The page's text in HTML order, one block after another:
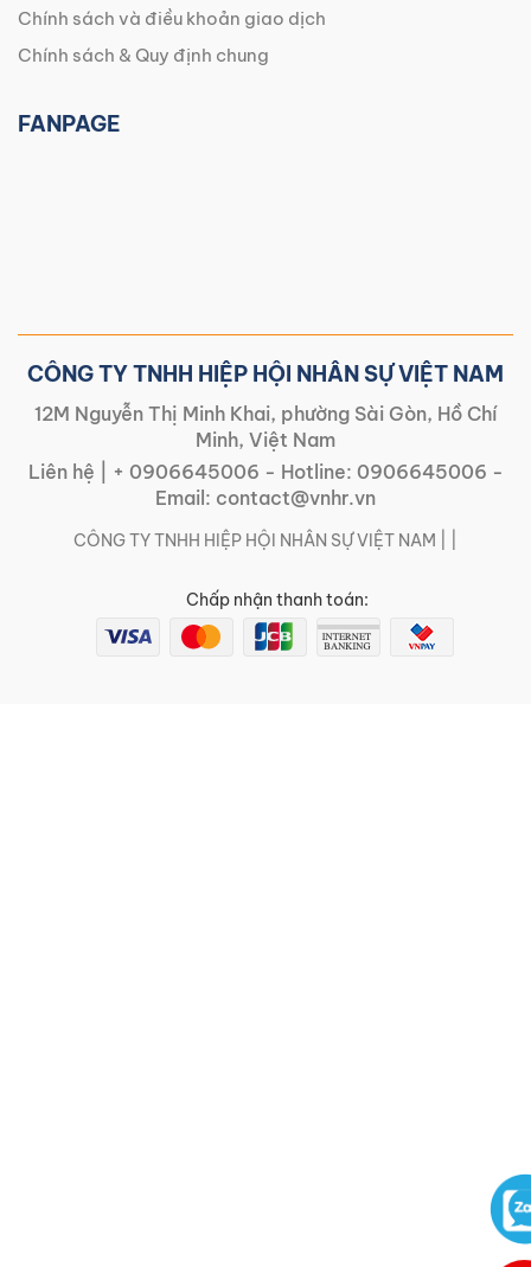
Chính sách và điều khoản giao dịch
Chính sách & Quy định chung
FANPAGE
CÔNG TY TNHH HIỆP HỘI NHÂN SỰ VIỆT NAM
12M Nguyễn Thị Minh Khai, phường Sài Gòn, Hồ Chí
Minh, Việt Nam
Liên hệ |
+ 0906645006 - Hotline: 0906645006 -
Email: contact@vnhr.vn
CÔNG TY TNHH HIỆP HỘI NHÂN SỰ VIỆT NAM | |
Chấp nhận thanh toán: